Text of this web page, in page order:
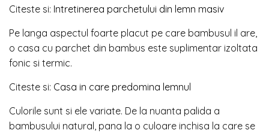
Citeste si: Intretinerea parchetului din lemn masiv
Pe langa aspectul foarte placut pe care bambusul il are,
o casa cu parchet din bambus este suplimentar izoltata
fonic si termic.
Citeste si: Casa in care predomina lemnul
Culorile sunt si ele variate. De la nuanta palida a
bambusului natural, pana la o culoare inchisa la care se